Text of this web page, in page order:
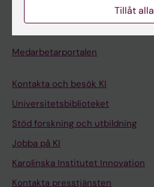
Medarbetare
Medarbetarportalen
Kontakta och besök KI
Universitetsbiblioteket
Stöd forskning och utbildning
Jobba på KI
Karolinska Institutet Innovation
Kontakta presstjänsten
Tillåt alla